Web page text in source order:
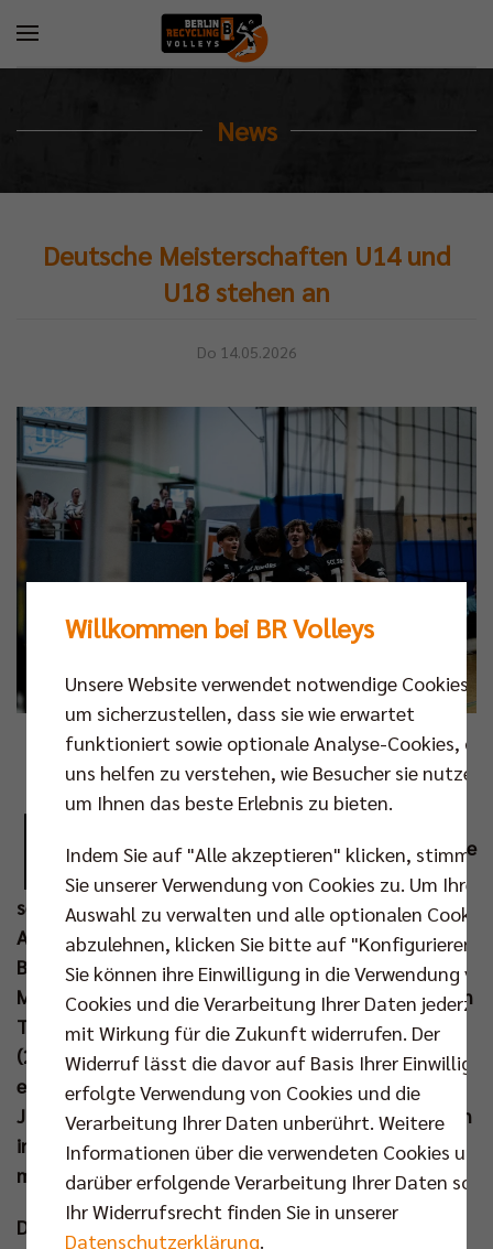
News
Deutsche Meisterschaften U14 und
U18 stehen an
Do 14.05.2026
Fotos: Niklas Köppen
B erlin hat die erste Medaille im
Nachwuchsbereich 2026 gewonnen und diese
schimmert direkt golden! Der Berliner TSC
setzte sich am letzten Wochenende in der
Altersklasse U20 durch und wurde beim vom TV
Bliesen ausgerichteten Bundesfinale Deutscher
Meister 2026. Im Endspiel triumphierte das Team von
Trainer-Legende Michael „Gustav“ Lenck mit 2:0
(25:14, 25:16) gegen DSW Darmstadt. Doch das war
es noch nicht mit den Entscheidungen im
Jugendbereich. Am kommenden Wochenende werden
in der U14 und U18 die Deutschen Meister gesucht -
mit vier Berliner Mannschaften am Start:
Die Deutschen Meisterschaften im Überblick:
Willkommen bei BR Volleys
Unsere Website verwendet notwendige Cookies,
um sicherzustellen, dass sie wie erwartet
funktioniert sowie optionale Analyse-Cookies, die
uns helfen zu verstehen, wie Besucher sie nutzen,
um Ihnen das beste Erlebnis zu bieten.
Indem Sie auf "Alle akzeptieren" klicken, stimmen
Sie unserer Verwendung von Cookies zu. Um Ihre
Auswahl zu verwalten und alle optionalen Cookies
abzulehnen, klicken Sie bitte auf "Konfigurieren".
Sie können ihre Einwilligung in die Verwendung
Cookies und die Verarbeitung Ihrer Daten
mit Wirkung für die Zukunft widerrufen. Der
Widerruf lässt die davor auf Basis Ihrer
erfolgte Verwendung von Cookies und die
Verarbeitung Ihrer Daten unberührt. Weitere
Informationen über die verwendeten Cookies und
darüber erfolgende Verarbeitung Ihrer Daten
Ihr Widerrufsrecht finden Sie in unserer
Datenschutzerklärung.